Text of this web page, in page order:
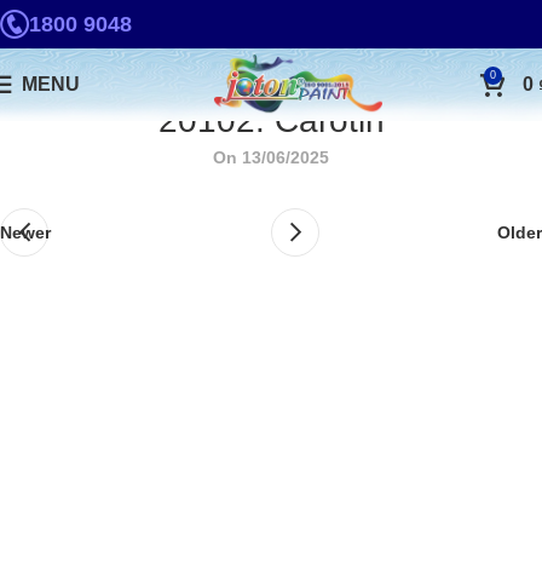
1800 9048
MENU 0 0
20102. Carotin
On 13/06/2025
Newer Older